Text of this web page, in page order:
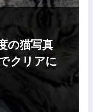
の猫写真
クリアに